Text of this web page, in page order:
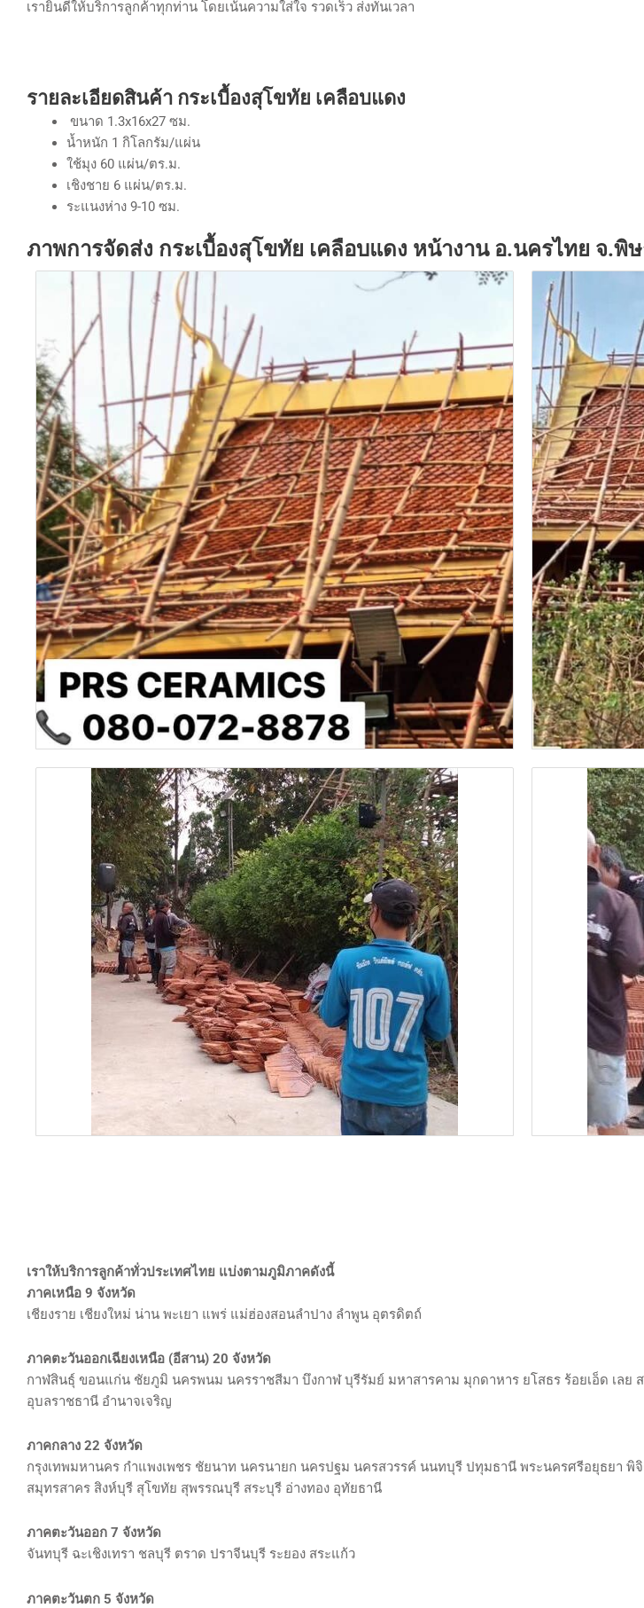
เรายินดีให้บริการลูกค้าทุกท่าน โดยเน้นความใส่ใจ รวดเร็ว ส่งทันเวลา
รายละเอียดสินค้า กระเบื้องสุโขทัย เคลือบแดง
ขนาด 1.3x16x27 ซม.
น้ำหนัก 1 กิโลกรัม/แผ่น
ใช้มุง 60 แผ่น/ตร.ม.
เชิงชาย 6 แผ่น/ตร.ม.
ระแนงห่าง 9-10 ซม.
ภาพการจัดส่ง กระเบื้องสุโขทัย เคลือบแดง หน้างาน อ.นครไทย จ.พิ
เราให้บริการลูกค้าทั่วประเทศไทย แบ่งตามภูมิภาคดังนี้
ภาคเหนือ 9 จังหวัด
เชียงราย เชียงใหม่ น่าน พะเยา แพร่ แม่ฮ่องสอนลำปาง ลำพูน อุตรดิตถ์
ภาคตะวันออกเฉียงเหนือ (อีสาน) 20 จังหวัด
กาฬสินธุ์ ขอนแก่น ชัยภูมิ นครพนม นครราชสีมา บึงกาฬ บุรีรัมย์ มหาสารคาม มุกดาหาร ยโสธร ร้อยเอ็ด เลย
อุบลราชธานี อำนาจเจริญ
ภาคกลาง 22 จังหวัด
กรุงเทพมหานคร กำแพงเพชร ชัยนาท นครนายก นครปฐม นครสวรรค์ นนทบุรี ปทุมธานี พระนครศรีอยุธยา
สมุทรสาคร สิงห์บุรี สุโขทัย สุพรรณบุรี สระบุรี อ่างทอง อุทัยธานี
ภาคตะวันออก 7 จังหวัด
จันทบุรี ฉะเชิงเทรา ชลบุรี ตราด ปราจีนบุรี ระยอง สระแก้ว
ภาคตะวันตก 5 จังหวัด